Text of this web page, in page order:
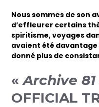
Nous sommes de son
d’effleurer certains
spiritisme, voyages
avaient été
donné plus de
«Archive 81
OFFICIAL